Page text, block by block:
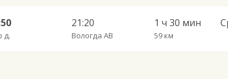
д.
21:20
Вологда АВ
1 ч 30 мин
59 км